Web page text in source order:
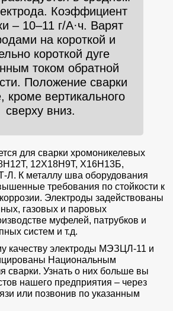
Коэффициент
– 10–11 г/А·ч. Варят
на короткой и
короткой дуге
током обратной
Положение сварки
кроме вертикального
сверху вниз.
для сварки хромоникелевых
12Х18Н9Т, Х16Н13Б,
К металлу шва оборудования
требования по стойкости к
Электроды задействованы
газовых и паровых
муфелей, патрубков и
систем и т.д.
качеству электроды МЭЗЦЛ-11 и
Национальным
сварки. Узнать о них больше вы
нашего предприятия – через
или позвонив по указанным